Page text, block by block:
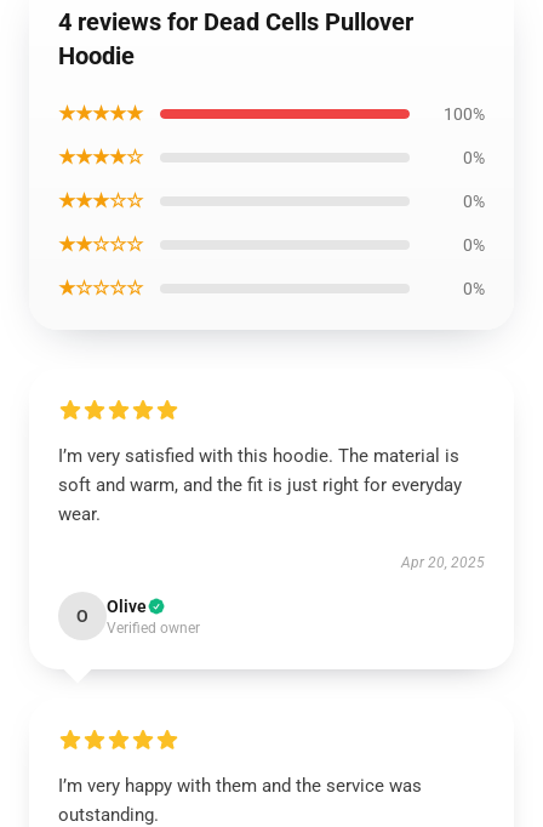
4 reviews for Dead Cells Pullover
Hoodie
★★★★★ 100%
★★★★☆ 0%
★★★☆☆ 0%
★★☆☆☆ 0%
★☆☆☆☆ 0%
I’m very satisfied with this hoodie. The material is
soft and warm, and the fit is just right for everyday
wear.
Apr 20, 2025
O Olive
Verified owner
I’m very happy with them and the service was
outstanding.